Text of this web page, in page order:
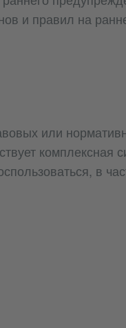
и правил на
или
комплексная
в